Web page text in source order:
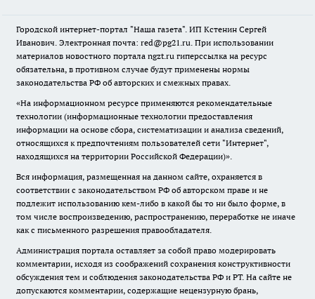
Городской интернет-портал "Наша газета". ИП Кстенин Сергей
Иванович. Электронная почта: red@pg21.ru. При использовании
материалов новостного портала ngzt.ru гиперссылка на ресурс
обязательна, в противном случае будут применены нормы
законодательства РФ об авторских и смежных правах.
«На информационном ресурсе применяются рекомендательные
технологии (информационные технологии предоставления
информации на основе сбора, систематизации и анализа сведений,
относящихся к предпочтениям пользователей сети "Интернет",
находящихся на территории Российской Федерации)».
Вся информация, размещенная на данном сайте, охраняется в
соответствии с законодательством РФ об авторском праве и не
подлежит использованию кем-либо в какой бы то ни было форме, в
том числе воспроизведению, распространению, переработке не иначе
как с письменного разрешения правообладателя.
Администрация портала оставляет за собой право модерировать
комментарии, исходя из соображений сохранения конструктивности
обсуждения тем и соблюдения законодательства РФ и РТ. На сайте не
допускаются комментарии, содержащие нецензурную брань,